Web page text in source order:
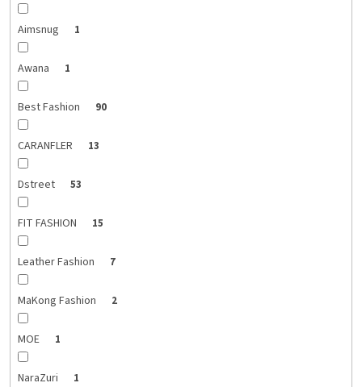
Aimsnug 1
Awana 1
Best Fashion 90
CARANFLER 13
Dstreet 53
FIT FASHION 15
Leather Fashion 7
MaKong Fashion 2
MOE 1
NaraZuri 1